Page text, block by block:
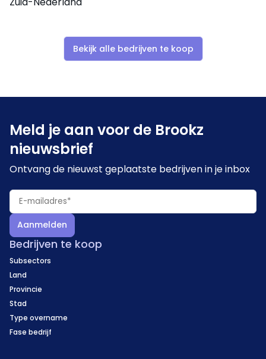
Bekijk alle bedrijven te koop
Meld je aan voor de Brookz
nieuwsbrief
Ontvang de nieuwst geplaatste bedrijven in je inbox
Aanmelden
Bedrijven te koop
Subsectors
Land
Provincie
Stad
Type overname
Fase bedrijf